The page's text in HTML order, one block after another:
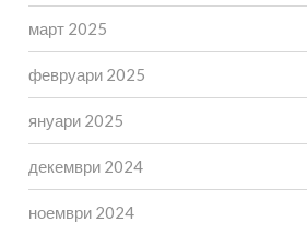
март 2025
февруари 2025
януари 2025
декември 2024
ноември 2024